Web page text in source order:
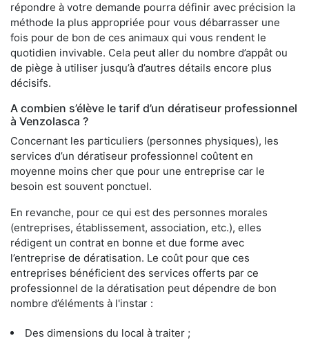
répondre à votre demande pourra définir avec précision la
méthode la plus appropriée pour vous débarrasser une
fois pour de bon de ces animaux qui vous rendent le
quotidien invivable. Cela peut aller du nombre d’appât ou
de piège à utiliser jusqu’à d’autres détails encore plus
décisifs.
A combien s’élève le tarif d’un dératiseur professionnel
à Venzolasca ?
Concernant les particuliers (personnes physiques), les
services d’un dératiseur professionnel coûtent en
moyenne moins cher que pour une entreprise car le
besoin est souvent ponctuel.
En revanche, pour ce qui est des personnes morales
(entreprises, établissement, association, etc.), elles
rédigent un contrat en bonne et due forme avec
l’entreprise de dératisation. Le coût pour que ces
entreprises bénéficient des services offerts par ce
professionnel de la dératisation peut dépendre de bon
nombre d’éléments à l'instar :
Des dimensions du local à traiter ;